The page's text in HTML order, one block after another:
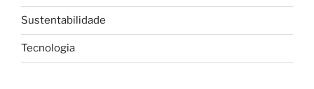
Sustentabilidade
Tecnologia